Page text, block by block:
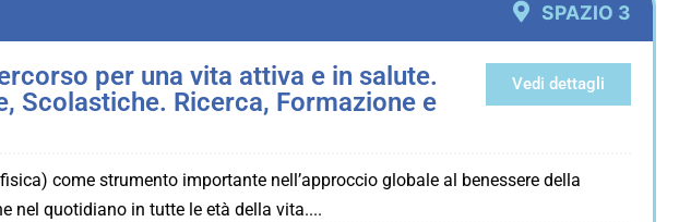
SPAZIO 3
per una vita attiva e in salute.
Scolastiche. Ricerca, Formazione e
Vedi dettagli
come strumento importante nell’approccio globale al benessere della
nel quotidiano in tutte le età della vita.